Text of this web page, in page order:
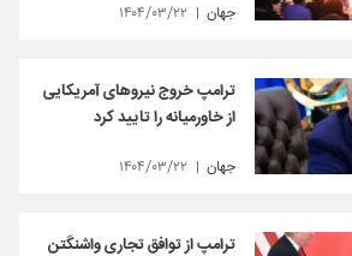
جهان ۱۴۰۴/۰۳/۲۲
ترامپ خروج نیروهای آمریکایی
از خاورمیانه را تایید کرد
جهان ۱۴۰۴/۰۳/۲۲
ترامپ از توافق تجاری واشنگتن